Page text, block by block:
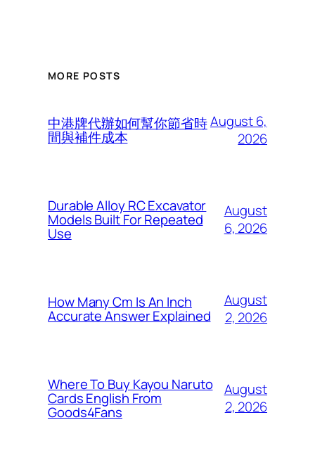
MORE POSTS
中港牌代辦如何幫你節省時
間與補件成本
August 6,
2026
Durable Alloy RC Excavator
Models Built For Repeated
Use
August
6, 2026
How Many Cm Is An Inch
Accurate Answer Explained
August
2, 2026
Where To Buy Kayou Naruto
Cards English From
Goods4Fans
August
2, 2026